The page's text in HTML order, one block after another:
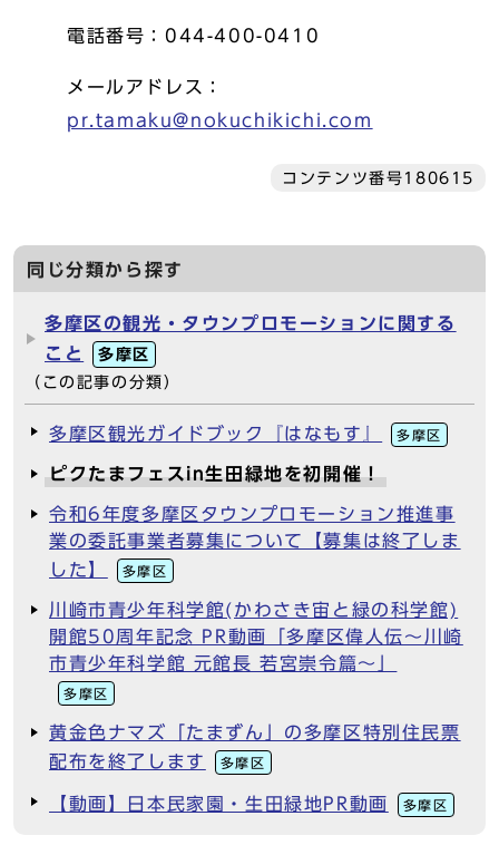
電話番号：044-400-0410
メールアドレス：
pr.tamaku@nokuchikichi.com
コンテンツ番号180615
同じ分類から探す
多摩区の観光・タウンプロモーションに関する
こと
多摩区
（この記事の分類）
多摩区観光ガイドブック『はなもす』 多摩区
ピクたまフェスin生田緑地を初開催！
令和6年度多摩区タウンプロモーション推進事
業の委託事業者募集について【募集は終了しま
した】
多摩区
川崎市青少年科学館(かわさき宙と緑の科学館)
開館50周年記念 PR動画「多摩区偉人伝～川崎
市青少年科学館 元館長 若宮崇令篇～」
多摩区
黄金色ナマズ「たまずん」の多摩区特別住民票
配布を終了します
多摩区
【動画】日本民家園・生田緑地PR動画 多摩区